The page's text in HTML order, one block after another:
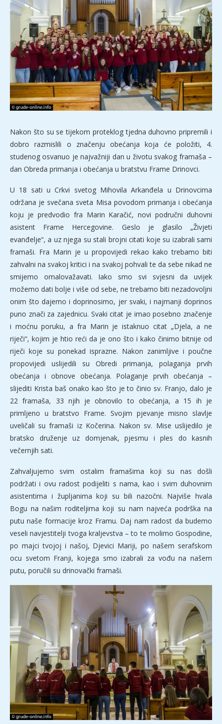
Nakon što su se tijekom proteklog tjedna duhovno pripremili i
dobro razmislili o značenju obećanja koja će položiti, 4.
studenog osvanuo je najvažniji dan u životu svakog framaša –
dan Obreda primanja i obećanja u bratstvu Frame Drinovci.
U 18 sati u Crkvi svetog Mihovila Arkanđela u Drinovcima
održana je svečana sveta Misa povodom primanja i obećanja
koju je predvodio fra Marin Karačić, novi područni duhovni
asistent Frame Hercegovine. Geslo je glasilo „Živjeti
evanđelje“, a uz njega su stali brojni citati koje su izabrali sami
framaši. Fra Marin je u propovijedi rekao kako trebamo biti
zahvalni na svakoj kritici i na svakoj pohvali te da sebe nikad ne
smijemo omalovažavati. Iako smo svi svjesni da uvijek
možemo dati bolje i više od sebe, ne trebamo biti nezadovoljni
onim što dajemo i doprinosimo, jer svaki, i najmanji doprinos
puno znači za zajednicu. Svaki citat je imao posebno značenje
i moćnu poruku, a fra Marin je istaknuo citat „Djela, a ne
riječi“, kojim je htio reći da je ono što i kako činimo bitnije od
riječi koje su ponekad isprazne. Nakon zanimljive i poučne
propovijedi uslijedili su Obredi primanja, polaganja prvih
obećanja i obnove obećanja. Polaganje prvih obećanja –
slijediti Krista baš onako kao što je to činio sv. Franjo, dalo je
22 framaša, 33 njih je obnovilo to obećanja, a 15 ih je
primljeno u bratstvo Frame. Svojim pjevanje misno slavlje
uveličali su framaši iz Kočerina. Nakon sv. Mise uslijedilo je
bratsko druženje uz domjenak, pjesmu i ples do kasnih
večernjih sati.
Zahvaljujemo svim ostalim framašima koji su nas došli
podržati i ovu radost podijeliti s nama, kao i svim duhovnim
asistentima i župljanima koji su bili nazočni. Najviše hvala
Bogu na našim roditeljima koji su nam najveća podrška na
putu naše formacije kroz Framu. Daj nam radost da budemo
veseli navjestitelji tvoga kraljevstva – to te molimo Gospodine,
po majci tvojoj i našoj, Djevici Mariji, po našem serafskom
ocu svetom Franji, kojega smo izabrali za vođu na našem
putu, poručili su drinovački framaši.